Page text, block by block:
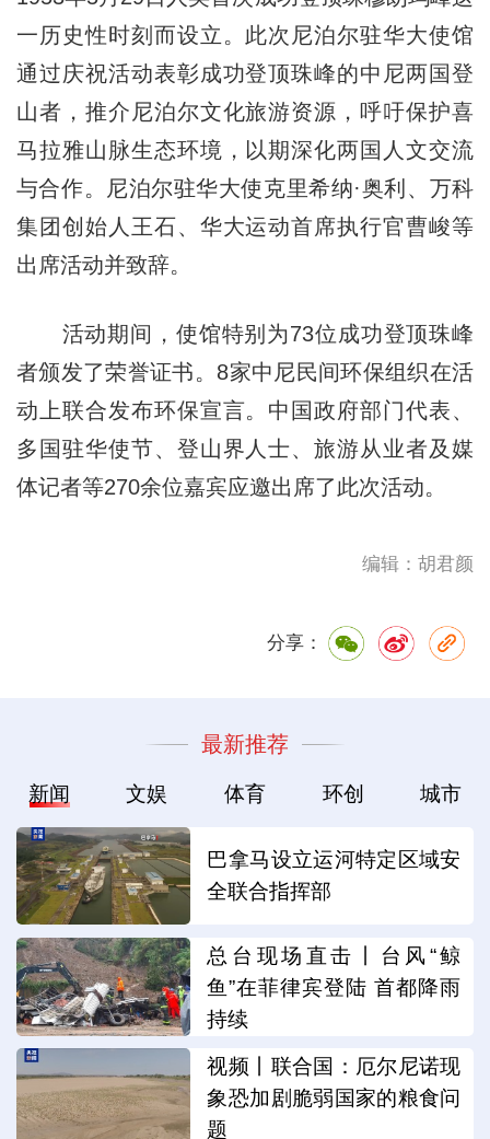
一历史性时刻而设立。此次尼泊尔驻华大使馆
通过庆祝活动表彰成功登顶珠峰的中尼两国登
山者，推介尼泊尔文化旅游资源，呼吁保护喜
马拉雅山脉生态环境，以期深化两国人文交流
与合作。尼泊尔驻华大使克里希纳·奥利、万科
集团创始人王石、华大运动首席执行官曹峻等
出席活动并致辞。
活动期间，使馆特别为73位成功登顶珠峰
者颁发了荣誉证书。8家中尼民间环保组织在活
动上联合发布环保宣言。中国政府部门代表、
多国驻华使节、登山界人士、旅游从业者及媒
体记者等270余位嘉宾应邀出席了此次活动。
编辑：胡君颜
分享：
最新推荐
新闻 文娱 体育 环创 城市
巴拿马设立运河特定区域安
全联合指挥部
总台现场直击丨台风“鲸
鱼”在菲律宾登陆 首都降雨
持续
视频丨联合国：厄尔尼诺现
象恐加剧脆弱国家的粮食问
题